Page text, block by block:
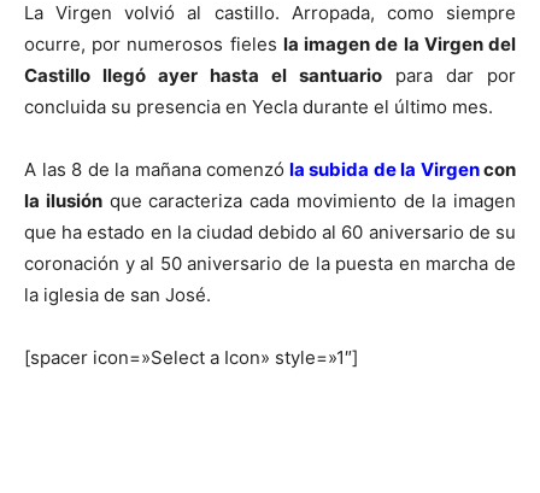
La Virgen volvió al castillo. Arropada, como siempre
ocurre, por numerosos fieles la imagen de la Virgen del
Castillo llegó ayer hasta el santuario para dar por
concluida su presencia en Yecla durante el último mes.
A las 8 de la mañana comenzó la subida de la Virgencon
la ilusiónque caracteriza cada movimiento de la imagen
que ha estado en la ciudad debido al 60 aniversario de su
coronación y al 50 aniversario de la puesta en marcha de
la iglesia de san José.
[spacer icon=»Select a Icon» style=»1″]